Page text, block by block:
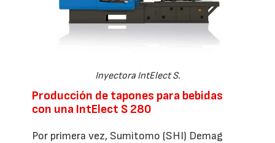
Inyectora IntElect S.
Producción de tapones para bebidas
con una IntElect S 280
Por primera vez, Sumitomo (SHI) Demag